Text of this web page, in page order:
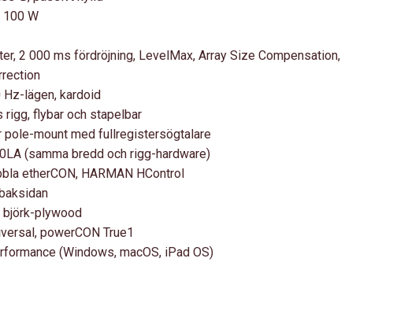
W
2 000 ms fördröjning, LevelMax, Array Size Compensation,
lägen, kardoid
flybar och stapelbar
mount med fullregistersögtalare
(samma bredd och rigg-hardware)
etherCON, HARMAN HControl
plywood
powerCON True1
(Windows, macOS, iPad OS)